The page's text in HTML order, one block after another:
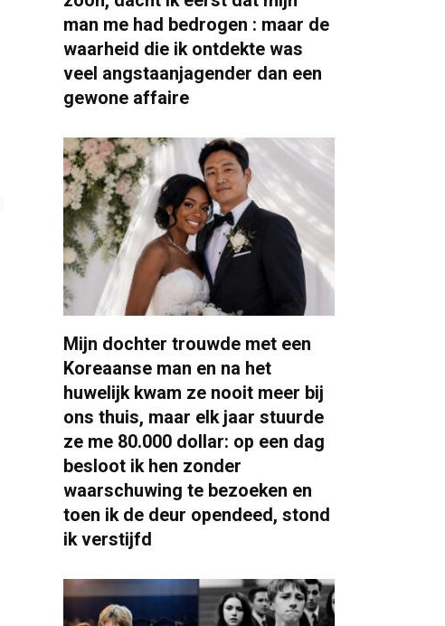
man me had bedrogen : maar de
waarheid die ik ontdekte was
veel angstaanjagender dan een
gewone affaire
Mijn dochter trouwde met een
Koreaanse man en na het
huwelijk kwam ze nooit meer bij
ons thuis, maar elk jaar stuurde
ze me 80.000 dollar: op een dag
besloot ik hen zonder
waarschuwing te bezoeken en
toen ik de deur opendeed, stond
ik verstijfd